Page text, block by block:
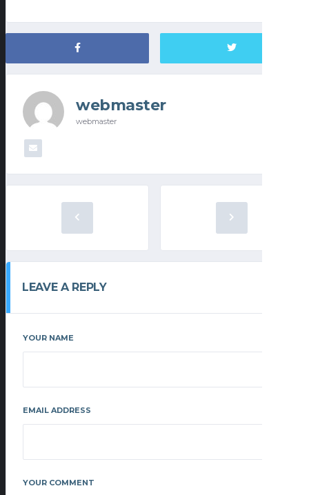
webmaster
webmaster
LEAVE A REPLY
YOUR NAME
EMAIL ADDRESS
YOUR COMMENT